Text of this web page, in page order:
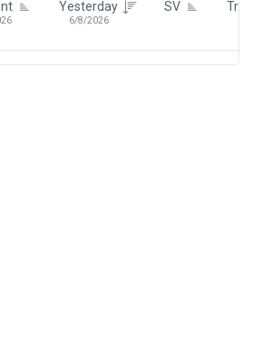
Yesterday
6/8/2026
SV